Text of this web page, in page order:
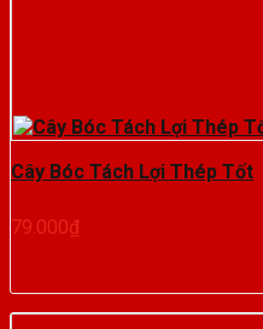
Cây Bóc Tách Lợi Thép Tốt
79.000₫